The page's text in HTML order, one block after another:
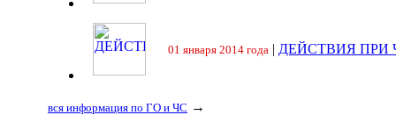
01 января 2014 года | ДЕЙСТВИЯ ПРИ
вся информация по ГО и ЧС →